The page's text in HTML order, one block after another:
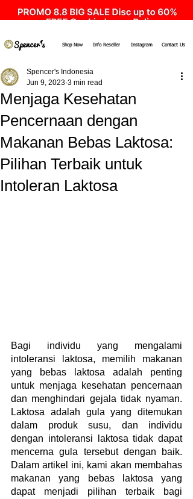
Shop Now Info Reseller Instagram Contact Us
Menjaga Kesehatan
Pencernaan dengan
Makanan Bebas Laktosa:
Pilihan Terbaik untuk
Intoleran Laktosa
Spencer's Indonesia
Jun 9, 2023 3 min read
Bagi individu yang mengalami
intoleransi laktosa, memilih makanan
yang bebas laktosa adalah penting
untuk menjaga kesehatan pencernaan
dan menghindari gejala tidak nyaman.
Laktosa adalah gula yang ditemukan
dalam produk susu, dan individu
dengan intoleransi laktosa tidak dapat
mencerna gula tersebut dengan baik.
Dalam artikel ini, kami akan membahas
makanan yang bebas laktosa yang
dapat menjadi pilihan terbaik bagi